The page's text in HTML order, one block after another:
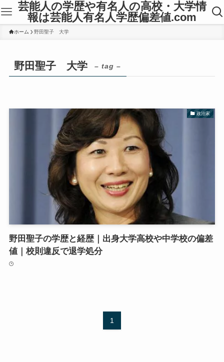
芸能人の学歴や有名人の高校・大学情
報は芸能人有名人学歴偏差値.com
ホーム 野田聖子 大学
野田聖子 大学 – tag –
政治家
野田聖子の学歴と経歴｜出身大学高校や中学校の偏差
値｜校則違反で退学処分
1